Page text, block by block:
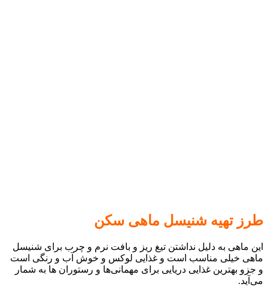
طرز تهیه شنیسل ماهی سکن
این ماهی به دلیل نداشتن تیغ ریز و بافت نرم و چرب برای شنیسل
ماهی خیلی مناسب است و غذایی لوکس و خوش آب و رنگی است
و جزو بهترین غذایی دریایی برای مهمانی‌ها و رستوران ها به شمار
می‌آید.